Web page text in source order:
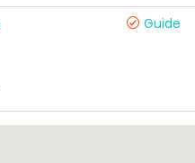
Guide